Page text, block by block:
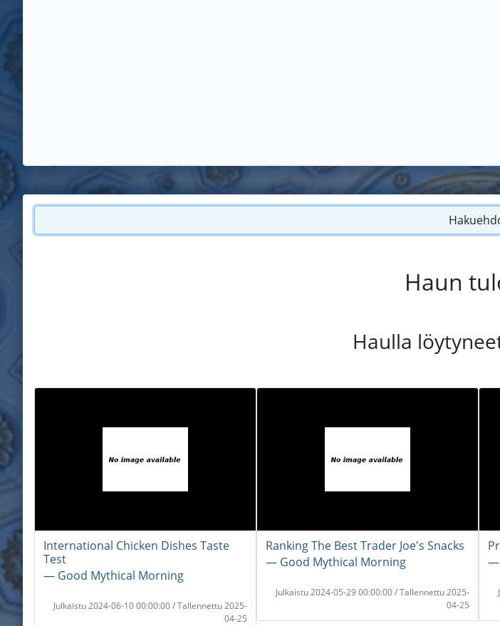
Haun
Haulla
International Chicken Dishes Taste
Test
― Good Mythical Morning
Julkaistu 2024-06-10 00:00:00 / Tallennettu 2025-
04-25
Ranking The Best Trader Joe's Snacks
― Good Mythical Morning
Julkaistu 2024-05-29 00:00:00 / Tallennettu 2025-
04-25
―